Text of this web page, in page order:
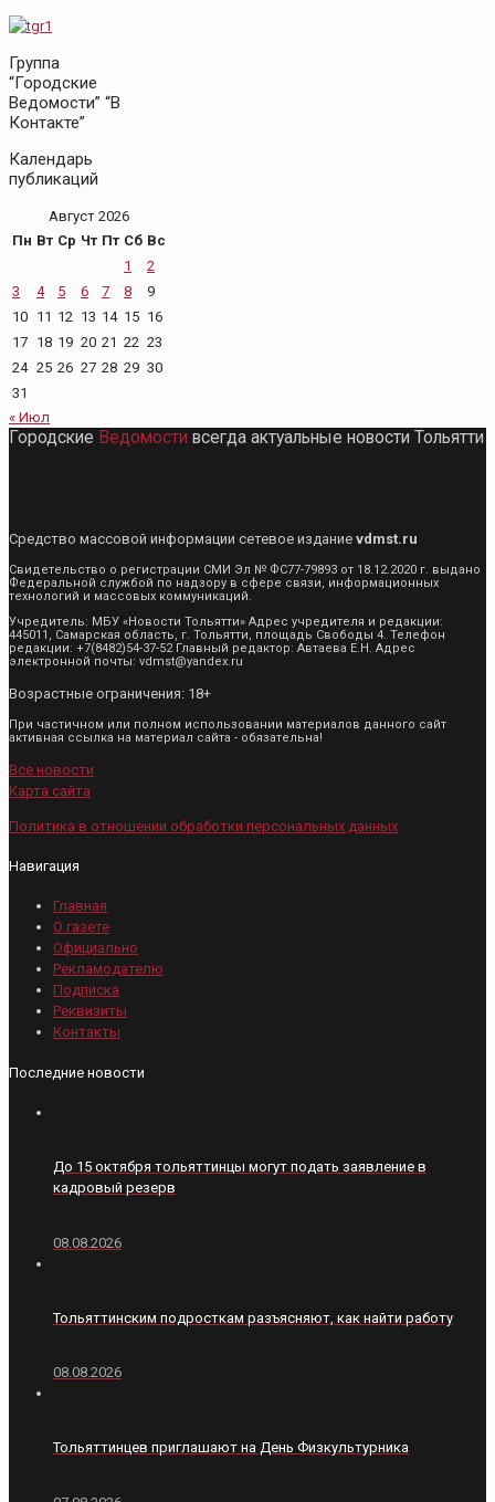
Группа
“Городские
Ведомости” “В
Контакте”
Календарь
публикаций
Август 2026
Пн Вт Ср Чт Пт Сб Вс
1
2
3
4 5 6 7 8
9
10 11 12 13 14 15 16
17 18 19 20 21 22 23
24 25 26 27 28 29 30
31
« Июл
Городские Ведомости всегда актуальные новости Тольятти
Средство массовой информации сетевое издание vdmst.ru
Свидетельство о регистрации СМИ Эл № ФС77-79893 от 18.12.2020 г. выдано
Федеральной службой по надзору в сфере связи, информационных
технологий и массовых коммуникаций.
Учредитель: МБУ «Новости Тольятти» Адрес учредителя и редакции:
445011, Самарская область, г. Тольятти, площадь Свободы 4. Телефон
редакции: +7(8482)54-37-52 Главный редактор: Автаева Е.Н. Адрес
электронной почты: vdmst@yandex.ru
Возрастные ограничения: 18+
При частичном или полном использовании материалов данного сайт
активная ссылка на материал сайта - обязательна!
Все новости
Карта сайта
Политика в отношении обработки персональных данных
Навигация
Главная
О газете
Официально
Рекламодателю
Подписка
Реквизиты
Контакты
Последние новости
До 15 октября тольяттинцы могут подать заявление в
кадровый резерв
08.08.2026
Тольяттинским подросткам разъясняют, как найти работу
08.08.2026
Тольяттинцев приглашают на День Физкультурника